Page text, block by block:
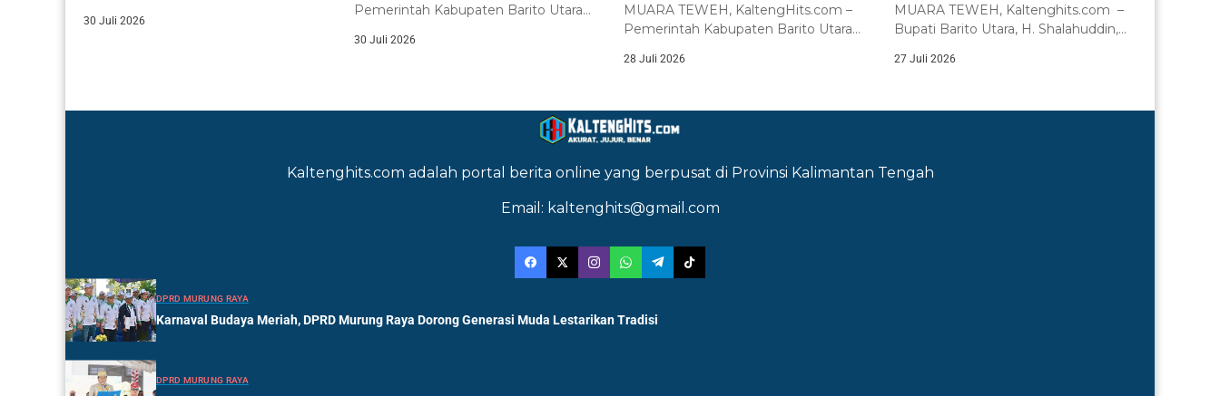
30 Juli 2026
Pemerintah Kabupaten Barito Utara
memperkuat...
30 Juli 2026
MUARA TEWEH, KaltengHits.com –
Pemerintah Kabupaten Barito Utara
28 Juli 2026
MUARA TEWEH, Kaltenghits.com –
Bupati Barito Utara, H. Shalahuddin,
27 Juli 2026
Kaltenghits.com adalah portal berita online yang berpusat di Provinsi Kalimantan Tengah
Email: kaltenghits@gmail.com
DPRD MURUNG RAYA
Karnaval Budaya Meriah, DPRD Murung Raya Dorong Generasi Muda Lestarikan Tradisi
DPRD MURUNG RAYA